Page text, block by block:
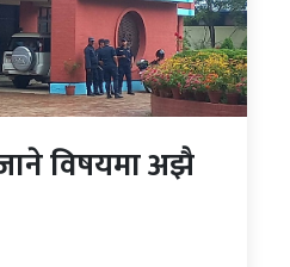
विषयमा अझै